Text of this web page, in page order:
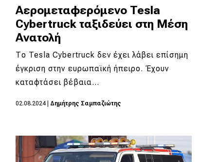
Αερομεταφερόμενο Tesla
Cybertruck ταξιδεύει στη Μέση
Ανατολή
Το Tesla Cybertruck δεν έχει λάβει επίσημη
έγκριση στην ευρωπαϊκή ήπειρο. Έχουν
καταφτάσει βέβαια…
02.08.2024| Δημήτρης Σαμπαζιώτης